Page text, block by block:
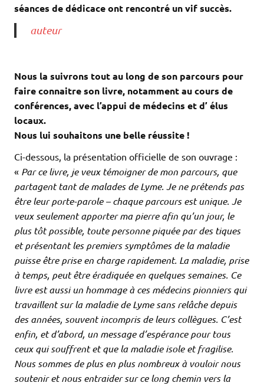
séances de dédicace ont rencontré un vif succès.
auteur
Nous la suivrons tout au long de son parcours pour
faire connaitre son livre, notamment au cours de
conférences, avec l’appui de médecins et d’ élus
locaux.
Nous lui souhaitons une belle réussite !
Ci-dessous, la présentation officielle de son ouvrage :
« Par ce livre, je veux témoigner de mon parcours, que
partagent tant de malades de Lyme. Je ne prétends pas
être leur porte-parole – chaque parcours est unique. Je
veux seulement apporter ma pierre afin qu’un jour, le
plus tôt possible, toute personne piquée par des tiques
et présentant les premiers symptômes de la maladie
puisse être prise en charge rapidement. La maladie, prise
à temps, peut être éradiquée en quelques semaines. Ce
livre est aussi un hommage à ces médecins pionniers qui
travaillent sur la maladie de Lyme sans relâche depuis
des années, souvent incompris de leurs collègues. C’est
enfin, et d’abord, un message d’espérance pour tous
ceux qui souffrent et que la maladie isole et fragilise.
Nous sommes de plus en plus nombreux à vouloir nous
soutenir et nous entraider sur ce long chemin vers la